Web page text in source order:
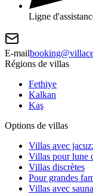
Ligne
E-mail
Régions de villas
Fethiye
Kalkan
Kaş
Options de villas
Villas avec
Villas pour lune
Villas discrètes
Pour grandes
Villas avec sauna